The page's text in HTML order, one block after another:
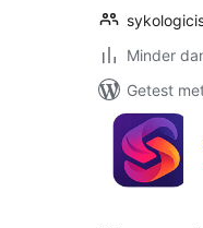
Minder
Getest